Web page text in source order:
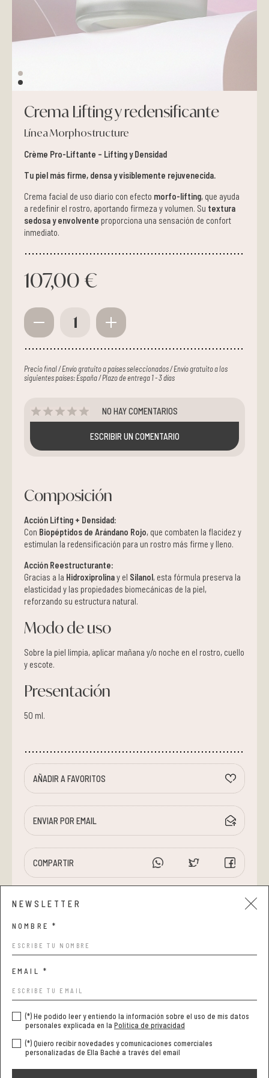
Crema Lifting y redensificante
Línea Morphostructure
Crème Pro-Liftante – Lifting y Densidad
Tu piel más firme, densa y visiblemente rejuvenecida.
Crema facial de uso diario con efecto morfo-lifting, que ayuda
a redefinir el rostro, aportando firmeza y volumen. Su textura
sedosa y envolvente proporciona una sensación de confort
inmediato.
107,00 €
1
Precio final / Envío gratuito a países seleccionados / Envío gratuito a los
siguientes países: España / Plazo de entrega 1 - 3 días
NO HAY COMENTARIOS
ESCRIBIR UN COMENTARIO
Composición
Acción Lifting + Densidad:
Con Biopéptidos de Arándano Rojo, que combaten la flacidez y
estimulan la redensificación para un rostro más firme y lleno.
Acción Reestructurante:
Gracias a la Hidroxiprolinay el Silanol, esta fórmula preserva la
elasticidad y las propiedades biomecánicas de la piel,
reforzando su estructura natural.
Modo de uso
Sobre la piel limpia, aplicar mañana y/o noche en el rostro, cuello
y escote.
Presentación
50 ml.
AÑADIR A FAVORITOS
ENVIAR POR EMAIL
COMPARTIR
Condiciones de compra
Política de cookies
NEWSLETTER
NOMBRE *
EMAIL *
(*) He podido leer y entiendo la información sobre el uso de mis datos
personales explicada en la Política de privacidad
(*) Quiero recibir novedades y comunicaciones comerciales
personalizadas de Ella Baché a través del email
Pieles grasas
Manchas
Solares
Contorno de Ojos
Serums
Mascarillas